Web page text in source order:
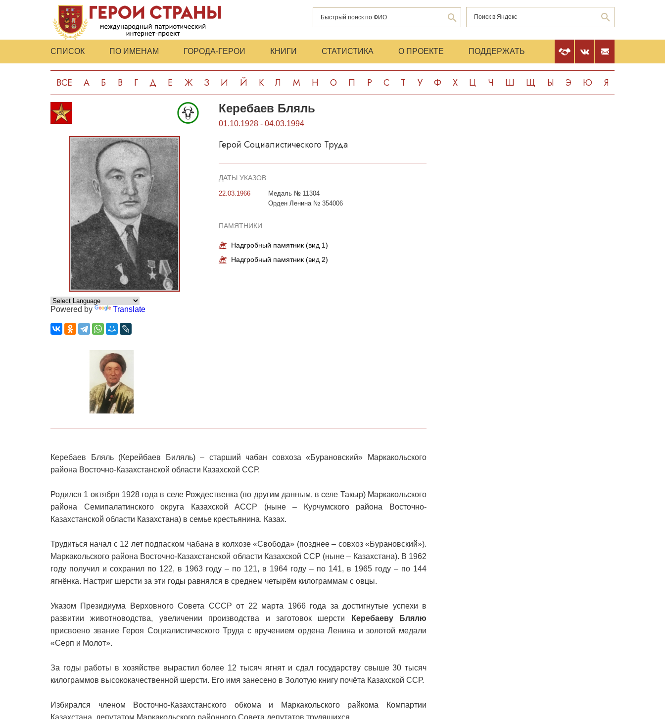
СПИСОК ПО ИМЕНАМ ГОРОДА-ГЕРОИ КНИГИ СТАТИСТИКА О ПРОЕКТЕ ПОДДЕРЖАТЬ
ВСЕ А Б В Г Д Е Ж З И Й К Л М Н О П Р С Т У Ф Х Ц Ч Ш Щ Ы Э Ю Я
Powered by Translate
Керебаев Бляль
01.10.1928 - 04.03.1994
Герой Социалистического Труда
ДАТЫ УКАЗОВ
22.03.1966
Медаль № 11304
Орден Ленина № 354006
ПАМЯТНИКИ
Надгробный памятник (вид 1)
Надгробный памятник (вид 2)
Керебаев Бляль (Керейбаев Биляль) – старший чабан совхоза «Бурановский» Маркакольского
района Восточно-Казахстанской области Казахской ССР.
Родился 1 октября 1928 года в селе Рождественка (по другим данным, в селе Такыр) Маркакольского
района Семипалатинского округа Казахской АССР (ныне – Курчумского района Восточно-
Казахстанской области Казахстана) в семье крестьянина. Казах.
Трудиться начал с 12 лет подпаском чабана в колхозе «Свобода» (позднее – совхоз «Бурановский»).
Маркакольского района Восточно-Казахстанской области Казахской ССР (ныне – Казахстана). В 1962
году получил и сохранил по 122, в 1963 году – по 121, в 1964 году – по 141, в 1965 году – по 144
ягнёнка. Настриг шерсти за эти годы равнялся в среднем четырём килограммам с овцы.
Указом Президиума Верховного Совета СССР от 22 марта 1966 года за достигнутые успехи в
развитии животноводства, увеличении производства и заготовок шерсти
Керебаеву Блялю
присвоено звание Героя Социалистического Труда с вручением ордена Ленина и золотой медали
«Серп и Молот».
За годы работы в хозяйстве вырастил более 12 тысяч ягнят и сдал государству свыше 30 тысяч
килограммов высококачественной шерсти. Его имя занесено в Золотую книгу почёта Казахской ССР.
Избирался членом Восточно-Казахстанского обкома и Маркакольского райкома Компартии
Казахстана, депутатом Маркакольского районного Совета депутатов трудящихся.